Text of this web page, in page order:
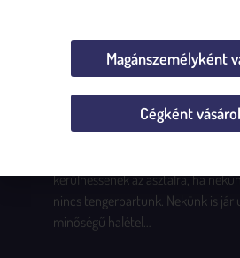
Összegyűjtöttük Számodra Európa
halkonzervjeit és tengeri
kerülhessenek az asztalra, ha
nincs tengerpartunk. Nekünk is jár
minőségű halétel…
Magánszemélyként
Cégként